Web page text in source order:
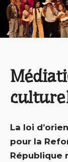
La loi
pour la
République